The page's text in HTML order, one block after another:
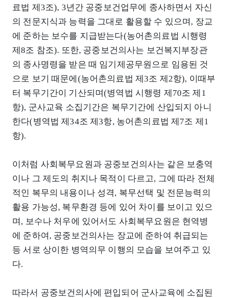
료법 제3조), 3년간 공중보건업무에 종사하면서 자신
의 전문지식과 능력을 그대로 활용할 수 있으며, 장교
에 준하는 보수를 지급받는다(농어촌의료법 시행령
제8조 참조). 또한, 공중보건의사는 보건복지부장관
의 종사명령을 받은 때 임기제공무원으로 임용된 것
으로 보기 때문에(농어촌의료법 제3조 제2항), 이때부
터 복무기간이 기산되며(병역법 시행령 제70조 제1
항), 군사교육 소집기간은 복무기간에 산입되지 아니
한다(병역법 제34조 제3항, 농어촌의료법 제7조 제1
항).
이처럼 사회복무요원과 공중보건의사는 같은 보충역
이나 그 제도의 취지나 목적이 다르고, 그에 따라 전체
적인 복무의 내용이나 성격, 복무선택 및 전문능력의
활용 가능성, 복무환경 등에 있어 차이를 보이고 있으
며, 보수나 처우에 있어서도 사회복무요원은 현역병
에 준하여, 공중보건의사는 장교에 준하여 취급되는
등 서로 상이한 병역의무 이행의 모습을 보여주고 있
다.
따라서 공중보건의사에 편입되어 군사교육에 소집된